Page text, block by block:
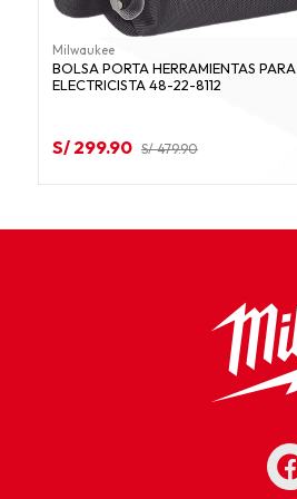
Milwaukee
BOLSA PORTA HERRAMIENTAS PARA
ELECTRICISTA 48-22-8112
S/ 299.90 S/ 479.90